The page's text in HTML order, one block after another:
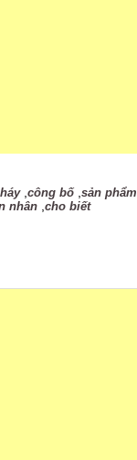
,công bố,sản phẩm
nhân ,cho biết